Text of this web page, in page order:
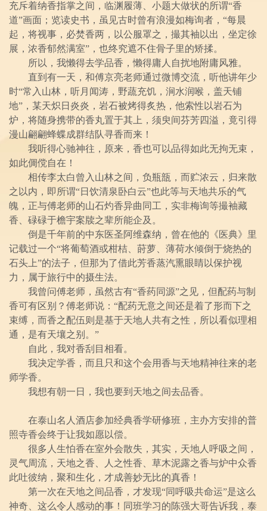
充斥着纳香指掌之间，临渊履薄、小题大做状的所谓“香
道”画面；览读史书，虽见古时曾有浪漫如梅询者，“每晨
起，将视事，必焚香两，以公服罩之，撮其袖以出，坐定徐
展，浓香郁然满室”，也终究遮不住骨子里的矫揉。
所以，我懒得去学品香，懒得庸人自扰地附庸风雅。
直到有一天，和傅京亮老师通过微博交流，听他讲年少
时“常入山林，听月闻涛，野蔬充饥，涧水润喉，盖天铺
地”，某天炽日炎炎，岩石被烤得炙热，他索性以岩石为
炉，将随身携带的香丸置于其上，须臾间芬芳四溢，竟引得
漫山翩翩蜂蝶成群结队寻香而来！
我听得心驰神往，原来，香也可以品得如此无拘无束，
如此倜傥自在！
相传李太白曾入山林之间，负瓶瓿，而贮浓云，归来散
之以内，即所谓“日饮清泉卧白云”也此等与天地共乐的气
魄，正与傅老师的山石灼香异曲同工，实非梅询等撮袖藏
香、碌碌于檐宇案牍之辈所能企及。
倒是千年前的中东医圣阿维森纳，曾在他的《医典》里
记载过一个“将葡萄酒或柑桔、莳萝、薄荷水倾倒于烧热的
石头上”的法子，但那为了借此芳香蒸汽熏眼睛以保护视
力，属于旅行中的摄生法。
我曾问傅老师，虽然古有“香药同源”之见，但配药与制
香可有区别？傅老师说：“配药无意之间还是着了形而下之
束缚，而香之配伍则是基于天地人共有之性，所以看似理相
通，是有天壤之别。”
自此，我对香刮目相看。
我决定学香，而且只和这个会用香与天地精神往来的老
师学香。
我想有朝一日，我也要到天地之间去品香。
在泰山名人酒店参加经典香学研修班，主办方安排的普
照寺香会终于让我如愿以偿。
很多人生怕香在室外会散失，其实，天地人呼吸之间，
灵气周流，天地之香、人之性香、草木泥露之香与炉中众香
此吐彼纳，聚和生化，才成善妙无比的真香！
第一次在天地之间品香，才发现“同呼吸共命运”是这么
神奇、这么令人感动的事！同班学习的陈强大哥告诉我，泰